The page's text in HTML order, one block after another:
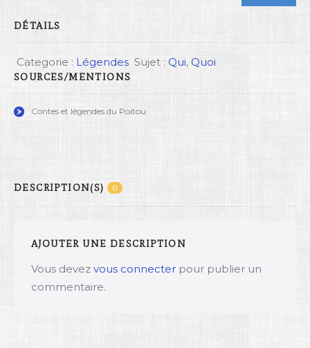
DÉTAILS
Categorie : Légendes Sujet : Qui, Quoi
SOURCES/MENTIONS
Contes et légendes du Poitou
DESCRIPTION(S) 0
AJOUTER UNE DESCRIPTION
Vous devez vous connecter pour publier un
commentaire.